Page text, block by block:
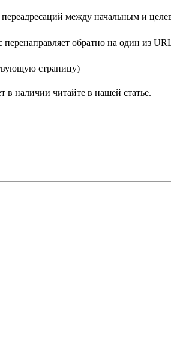
между начальным и
обратно на один из
страницу)
в наличии читайте в нашей статье.